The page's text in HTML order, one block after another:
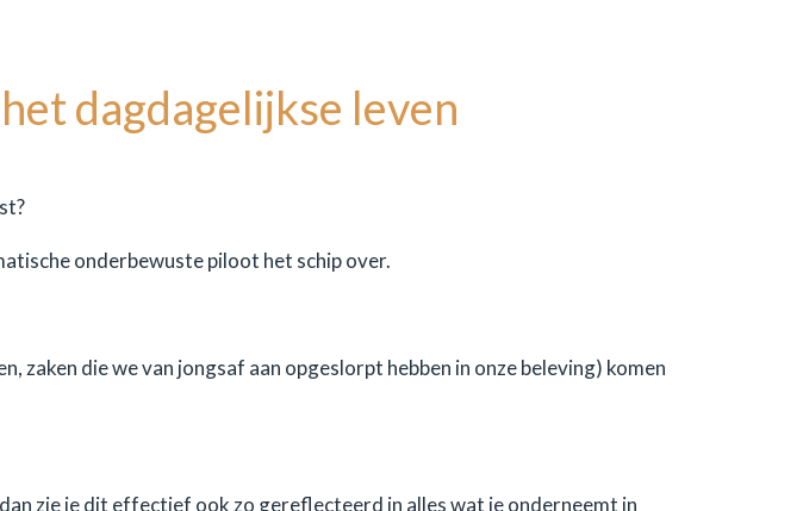
dagdagelijkse leven
onderbewuste piloot het schip over.
die we van jongsaf aan opgeslorpt hebben in onze beleving) komen
zie je dit effectief ook zo gereflecteerd in alles wat je onderneemt in